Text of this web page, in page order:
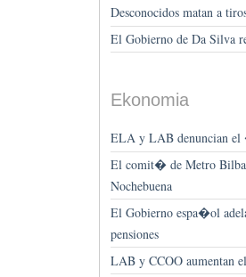
Desconocidos matan a
El Gobierno de Da Silva
Ekonomia
ELA y LAB denuncian el
El comit� de Metro
Nochebuena
El Gobierno espa�ol
pensiones
LAB y CCOO aumentan